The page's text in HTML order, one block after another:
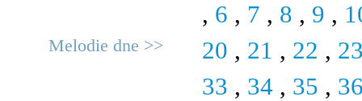
Melodie dne >>
, 6 , 7 , 8 , 9 ,
20 , 21 , 22 ,
33 , 34 , 35 ,